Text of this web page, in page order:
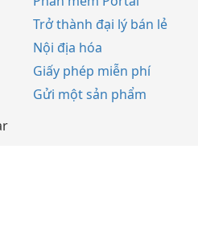
Trở thành đại lý bán lẻ
Nội địa hóa
Giấy phép miễn phí
Gửi một sản phẩm